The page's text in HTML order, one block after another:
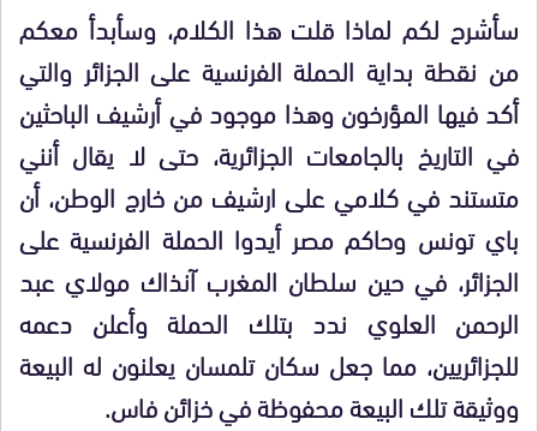
سأشرح لكم لماذا قلت هذا الكلام، وسأبدأ معكم
من نقطة بداية الحملة الفرنسية على الجزائر والتي
أكد فيها المؤرخون وهذا موجود في أرشيف الباحثين
في التاريخ بالجامعات الجزائرية، حتى لا يقال أنني
متستند في كلامي على ارشيف من خارج الوطن، أن
باي تونس وحاكم مصر أيدوا الحملة الفرنسية على
الجزائر، في حين سلطان المغرب آنذاك مولاي عبد
الرحمن العلوي ندد بتلك الحملة وأعلن دعمه
للجزائريين، مما جعل سكان تلمسان يعلنون له البيعة
ووثيقة تلك البيعة محفوظة في خزائن فاس.